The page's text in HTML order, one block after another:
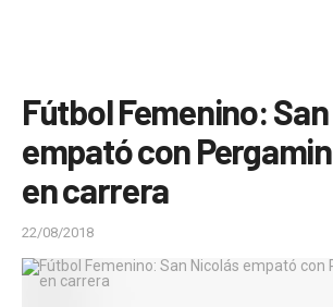
Fútbol Femenino:
empató con
en carrera
22/08/2018